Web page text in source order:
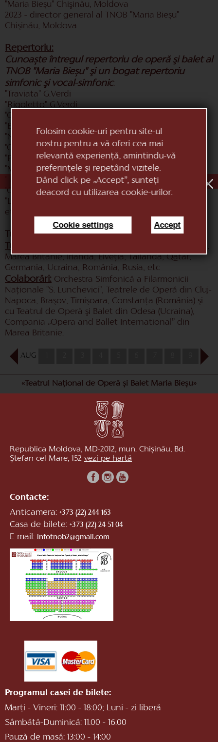
Folosim cookie-uri pentru site-ul
nostru pentru a vă oferi cea mai
relevantă experiență, amintindu-vă
preferințele și repetând vizitele.
Dând click pe „Accept”, sunteți
deacord cu utilizarea cookie-urilor.
Cookie settings Accept
"Maria Bieșu" Chişinău, Moldova
2023 - director general al TNOB "Maria Bieșu"
Chişinău, Moldova
Repertoriu:
Cunoaște întregul repertoriu de operă şi balet al
TNOB "Maria Bieșu" şi un bogat repertoriu
simfonic şi vocal-simfonic.
"Traviata" G.Verdi
"Rigoletto" G.Verdi
"Othello" G.Verdi
"Bal Mascat" G.Verdi
"Nabucco" G.Verdi
"Cavalleria Rusticana" P.Mascagni
"Paiaţe" R.Leoncavallo
"Madam Butterfly" G.Puccini
" Boema " G.Puccini
"Carmen" G.Bizet
"Lacul lebedelor" P.Ceaikovski
etc...
Turnee și colaborări:
Turnee
Marea Britanie, Irlanda, Elveţia, Tailanda, Qatar,
Germania, Ucraina, România, Rusia, etc
Colaborări: Orchestra Simfonică a Filarmonicii
Naţionale "S. Lunchevici", Teatrele de Operă din Cluj-
Napoca, Braşov, Timişoara, Constanţa (România) şi
cu Teatrul de Operă şi Balet din Odesa (Ucraina),
Compania „Opera and Ballet International” din
Marea Britanie.
AUG 10
«Teatrul Național de Operă și Balet Maria Bieșu»
Republica Moldova, MD-2012, mun. Chișinău, Bd.
Ștefan cel Mare, 152 vezi pe hartă
Contacte:
Anticamera: +373 (22) 244 163
Casa de bilete: +373 (22) 24 51 04
E-mail: infotnob2@gmail.com
Programul casei de bilete:
Marți - Vineri: 11:00 - 18:00; Luni - zi liberă
Sâmbătă-Duminică: 11.00 - 16.00
Pauză de masă: 13:00 - 14:00